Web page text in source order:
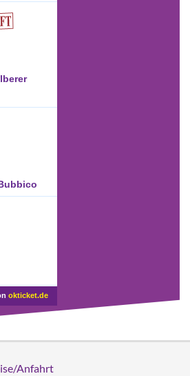
okticket.de
Anfahrt